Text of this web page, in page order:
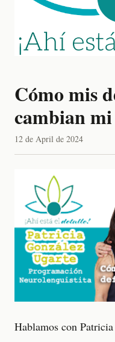
Cómo mis
cambian
12 de April de 2024
Hablamos con